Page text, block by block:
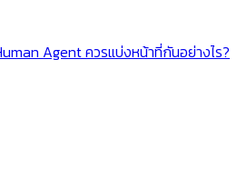
Agent ควรแบ่งหน้าที่กันอย่างไร?